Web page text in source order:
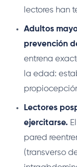
lectores han
Adultos
prevención
entrena
la edad:
Lectores
ejercitarse.
pared
(transverso